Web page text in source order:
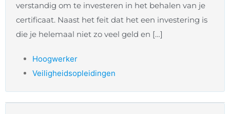
verstandig om te investeren in het behalen van je
certificaat. Naast het feit dat het een investering is
die je helemaal niet zo veel geld en […]
Hoogwerker
Veiligheidsopleidingen